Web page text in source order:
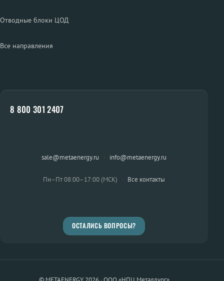
Отводные блоки ЦОД
Все направления
8 800 301 2407
sale@metaenergy.ru · info@metaenergy.ru
Пн–Пт 08:00–17:00 (МСК) · Все контакты
ОСТАЛИСЬ ВОПРОСЫ?